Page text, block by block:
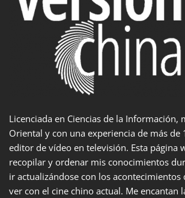
Licenciada en Ciencias de la Información,
Oriental y con una experiencia de más de
editor de vídeo en televisión. Esta página
recopilar y ordenar mis conocimientos
ir actualizándose con los acontecimientos
ver con el cine chino actual. Me encantan